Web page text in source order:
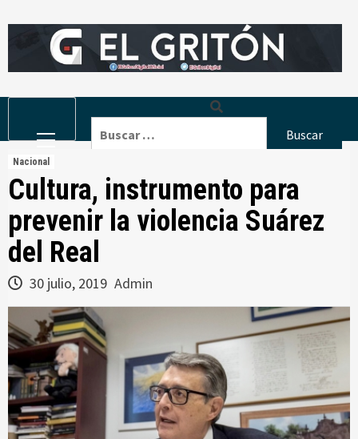
to
Menu
Nacional
Cultura, instrumento para
prevenir la violencia Suárez
del Real
30 julio, 2019 Admin